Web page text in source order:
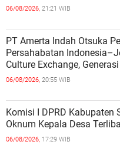
06/08/2026, 21:21 WIB
PT Amerta Indah Otsuka
Persahabatan
Culture Exchange,
Wujudkan Masa Depan
06/08/2026, 20:55 WIB
Komisi I DPRD Kabupaten
Oknum Kepala Desa
06/08/2026, 17:29 WIB